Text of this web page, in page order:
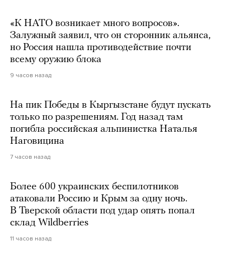
«К НАТО возникает много вопросов».
Залужный заявил, что он сторонник альянса,
но Россия нашла противодействие почти
всему оружию блока
9 часов назад
На пик Победы в Кыргызстане будут пускать
только по разрешениям. Год назад там
погибла российская альпинистка Наталья
Наговицина
7 часов назад
Более 600 украинских беспилотников
атаковали Россию и Крым за одну ночь.
В Тверской области под удар опять попал
склад Wildberries
11 часов назад